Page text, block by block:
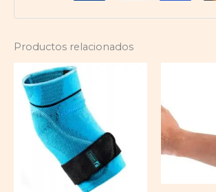
Productos relacionados